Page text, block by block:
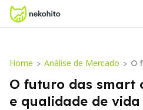
Home > Análise de Mercado > O
O futuro das smart
e qualidade de vida